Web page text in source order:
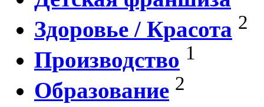
Здоровье / Красота 2
Производство 1
Образование 2